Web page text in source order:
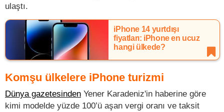
ulaştı.
iPhone 14 yurtdışı
fiyatları: iPhone en ucuz
hangi ülkede?
Komşu ülkelere iPhone turizmi
Dünya gazetesinden Yener Karadeniz'in haberine göre
kimi modelde yüzde 100’ü aşan vergi oranı ve taksit